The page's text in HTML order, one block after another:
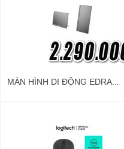
MÀN HÌNH DI ĐỘNG EDRA...